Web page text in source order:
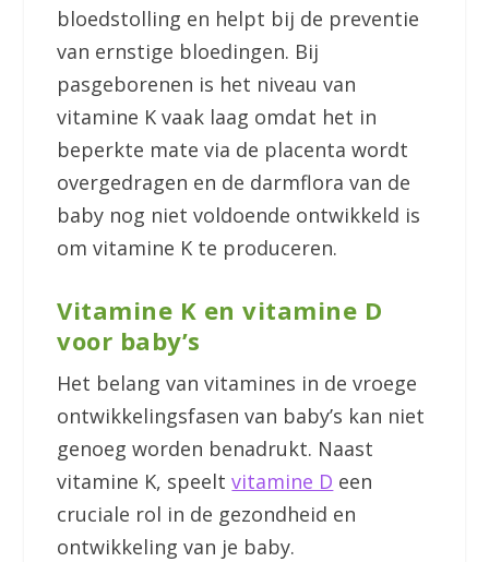
bloedstolling en helpt bij de preventie
van ernstige bloedingen. Bij
pasgeborenen is het niveau van
vitamine K vaak laag omdat het in
beperkte mate via de placenta wordt
overgedragen en de darmflora van de
baby nog niet voldoende ontwikkeld is
om vitamine K te produceren.
Vitamine K en vitamine D
voor baby’s
Het belang van vitamines in de vroege
ontwikkelingsfasen van baby’s kan niet
genoeg worden benadrukt. Naast
vitamine K, speeltvitamine D een
cruciale rol in de gezondheid en
ontwikkeling van je baby.